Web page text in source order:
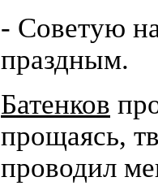
- Советую
праздным.
Батенков
прощаясь,
проводил